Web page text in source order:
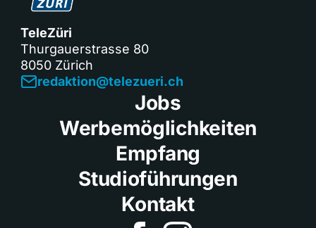
TeleZüri
Thurgauerstrasse 80
8050 Zürich
redaktion@telezueri.ch
Jobs
Werbemöglichkeiten
Empfang
Studioführungen
Kontakt